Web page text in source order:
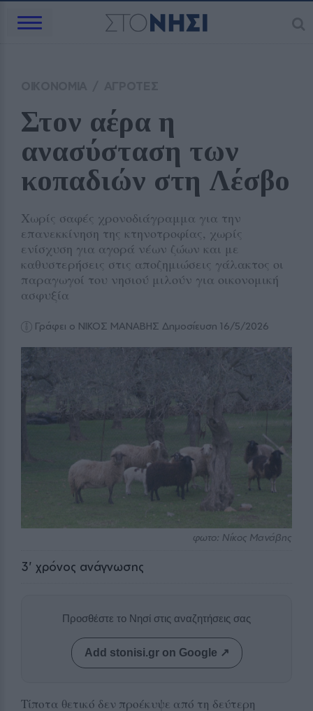
Στον αέρα η
ανασύσταση των
κοπαδιών στη Λέσβο
Χωρίς σαφές χρονοδιάγραμμα για την
επανεκκίνηση της κτηνοτροφίας, χωρίς
ενίσχυση για αγορά νέων ζώων και με
καθυστερήσεις στις αποζημιώσεις γάλακτος οι
παραγωγοί του νησιού μιλούν για οικονομική
ασφυξία
Γράφει ο ΝΙΚΟΣ ΜΑΝΑΒΗΣ Δημοσίευση 16/5/2026
φωτο: Νίκος Μανάβης
3' χρόνος ανάγνωσης
Προσθέστε το Νησί στις αναζητήσεις σας
Add stonisi.gr on Google ↗
Τίποτα θετικό δεν προέκυψε από τη δεύτερη